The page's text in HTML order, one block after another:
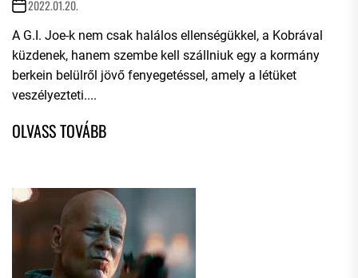
2022.01.20.
A G.I. Joe-k nem csak halálos ellenségükkel, a Kobrával
küzdenek, hanem szembe kell szállniuk egy a kormány
berkein belülről jövő fenyegetéssel, amely a létüket
veszélyezteti....